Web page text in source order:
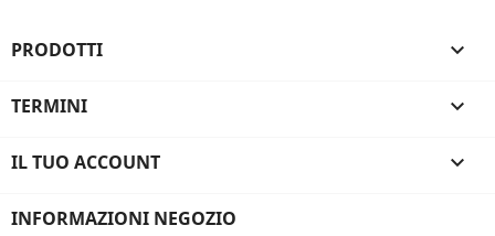
PRODOTTI 
TERMINI 
IL TUO ACCOUNT 
INFORMAZIONI NEGOZIO